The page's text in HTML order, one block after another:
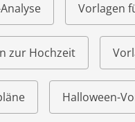
Vorlagen
zur Hochzeit
Halloween-